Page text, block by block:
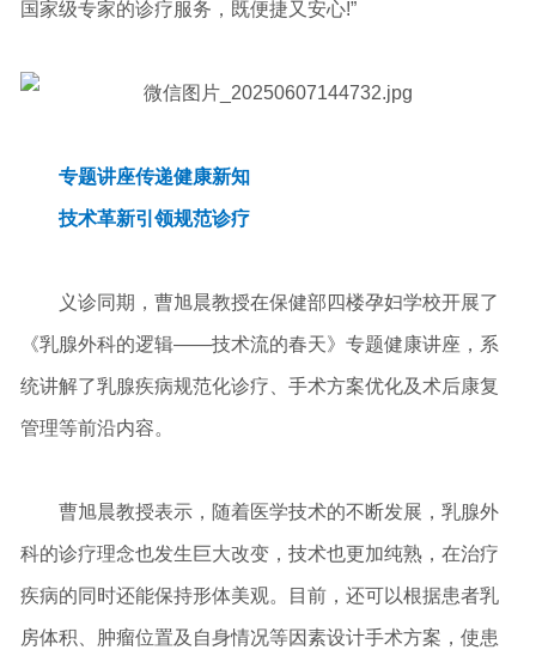
国家级专家的诊疗服务，既便捷又安心!”
专题讲座传递健康新知
技术革新引领规范诊疗
义诊同期，曹旭晨教授在保健部四楼孕妇学校开展了
《乳腺外科的逻辑——技术流的春天》专题健康讲座，系
统讲解了乳腺疾病规范化诊疗、手术方案优化及术后康复
管理等前沿内容。
曹旭晨教授表示，随着医学技术的不断发展，乳腺外
科的诊疗理念也发生巨大改变，技术也更加纯熟，在治疗
疾病的同时还能保持形体美观。目前，还可以根据患者乳
房体积、肿瘤位置及自身情况等因素设计手术方案，使患